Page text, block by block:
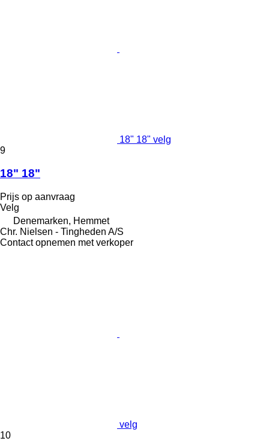
18" 18" velg
9
18" 18"
Prijs op aanvraag
Velg
Denemarken, Hemmet
Chr. Nielsen - Tingheden A/S
Contact opnemen met verkoper
velg
10